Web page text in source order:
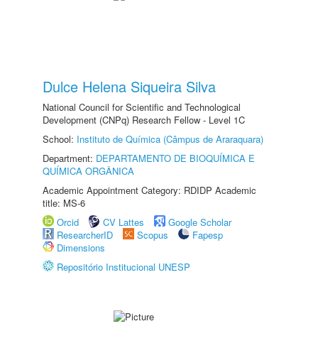
Dulce Helena Siqueira Silva
National Council for Scientific and Technological
Development (CNPq) Research Fellow - Level 1C
School: Instituto de Química (Câmpus de Araraquara)
Department: DEPARTAMENTO DE BIOQUÍMICA E
QUÍMICA ORGÂNICA
Academic Appointment Category: RDIDP Academic
title: MS-6
Orcid
CV Lattes
Google Scholar
ResearcherID
Scopus
Fapesp
Dimensions
Repositório Institucional UNESP